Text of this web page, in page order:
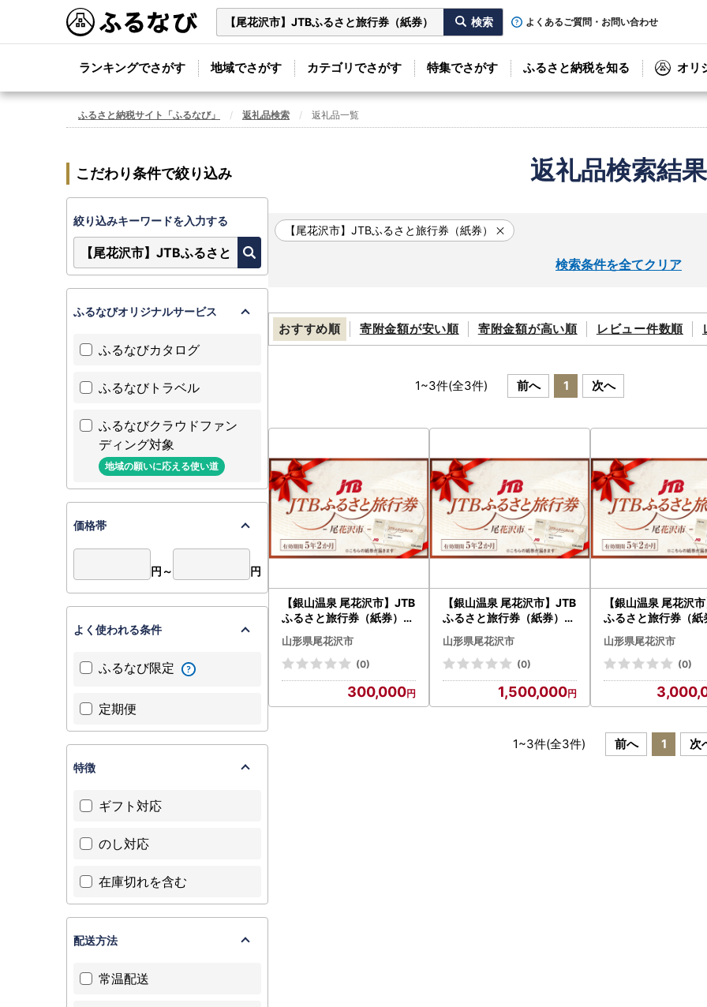
よくあるご質問・お問い合わせ
ランキングでさがす 地域でさがす カテゴリでさがす 特集でさがす ふるさと納税を知る オリ
ふるさと納税サイト「ふるなび」 返礼品検索 返礼品一覧
返礼品検索結果
【尾花沢市】JTBふるさと旅行券（紙券）
検索条件を全てクリア
おすすめ順 寄附金額が安い順 寄附金額が高い順 レビュー件数順
1~3件(全3件) 前へ 1 次へ
【銀山温泉 尾花沢市】JTB
ふるさと旅行券（紙券）9
0,000円分（宿泊 選べる
お宿 旅館 トラベル 観光 宿
東北 山形 山形県 尾花沢 銀
山 温泉 大正浪漫 大正ロマ
ン 宿泊予約 父の日 母の日
ギフトJDS01）
山形県尾花沢市
(0)
300,000
【銀山温泉 尾花沢市】JTB
ふるさと旅行券（紙券）4
50,000円分 （宿泊 選べ
るお宿 旅館 トラベル 観光
宿 東北 山形 山形県 尾花沢
銀山 温泉 大正浪漫 大正ロ
マン 宿泊予約 父の日 母の
日 ギフト JDS02）
山形県尾花沢市
(0)
1,500,000
【銀山温泉 尾花沢
ふるさと旅行券（紙
00,000円分 （宿泊
るお宿 旅館 トラベ
宿 東北 山形 山形県
銀山 温泉 大正浪漫
マン 宿泊予約 父の
日 ギフトJDS03）
山形県尾花沢市
(0)
1~3件(全3件) 前へ 1 次
こだわり条件で絞り込み
絞り込みキーワードを入力する
ふるなびオリジナルサービス
ふるなびカタログ
ふるなびトラベル
ふるなびクラウドファン
ディング対象
地域の願いに応える使い道
価格帯
円～ 円
よく使われる条件
ふるなび限定
定期便
特徴
ギフト対応
のし対応
在庫切れを含む
配送方法
常温配送